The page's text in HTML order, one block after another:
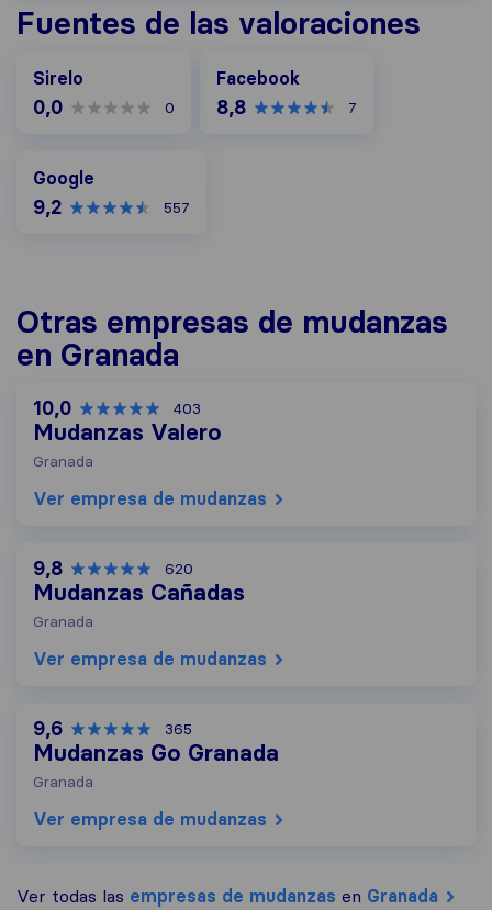
Fuentes de las valoraciones
Sirelo
0,0 0
Facebook
8,8 7
Google
9,2 557
Otras empresas de mudanzas
en Granada
10,0 403
Mudanzas Valero
Granada
Ver empresa de mudanzas
9,8 620
Mudanzas Cañadas
Granada
Ver empresa de mudanzas
9,6 365
Mudanzas Go Granada
Granada
Ver empresa de mudanzas
Ver todas las empresas de mudanzas en Granada